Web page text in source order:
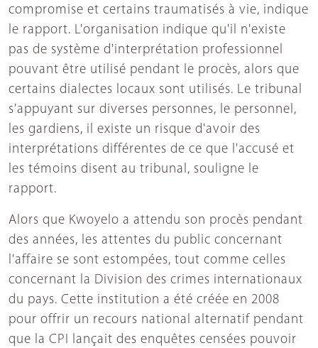
compromise et certains traumatisés à vie, indique
le rapport. L'organisation indique qu'il n'existe
pas de système d'interprétation professionnel
pouvant être utilisé pendant le procès, alors que
certains dialectes locaux sont utilisés. Le tribunal
s'appuyant sur diverses personnes, le personnel,
les gardiens, il existe un risque d'avoir des
interprétations différentes de ce que l'accusé et
les témoins disent au tribunal, souligne le
rapport.
Alors que Kwoyelo a attendu son procès pendant
des années, les attentes du public concernant
l'affaire se sont estompées, tout comme celles
concernant la Division des crimes internationaux
du pays. Cette institution a été créée en 2008
pour offrir un recours national alternatif pendant
que la CPI lançait des enquêtes censées pouvoir